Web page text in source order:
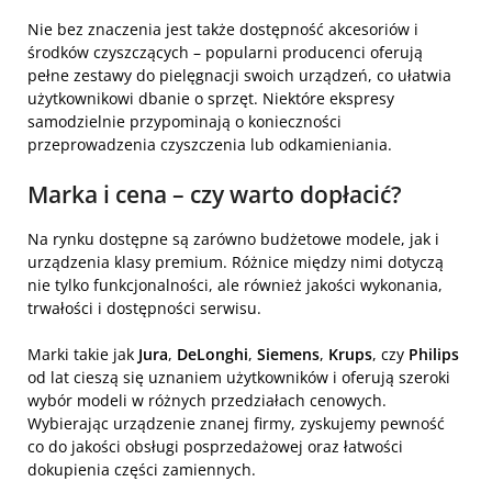
Nie bez znaczenia jest także dostępność akcesoriów i
środków czyszczących – popularni producenci oferują
pełne zestawy do pielęgnacji swoich urządzeń, co ułatwia
użytkownikowi dbanie o sprzęt. Niektóre ekspresy
samodzielnie przypominają o konieczności
przeprowadzenia czyszczenia lub odkamieniania.
Marka i cena – czy warto dopłacić?
Na rynku dostępne są zarówno budżetowe modele, jak i
urządzenia klasy premium. Różnice między nimi dotyczą
nie tylko funkcjonalności, ale również jakości wykonania,
trwałości i dostępności serwisu.
Marki takie jak Jura, DeLonghi, Siemens, Krups, czy Philips
od lat cieszą się uznaniem użytkowników i oferują szeroki
wybór modeli w różnych przedziałach cenowych.
Wybierając urządzenie znanej firmy, zyskujemy pewność
co do jakości obsługi posprzedażowej oraz łatwości
dokupienia części zamiennych.